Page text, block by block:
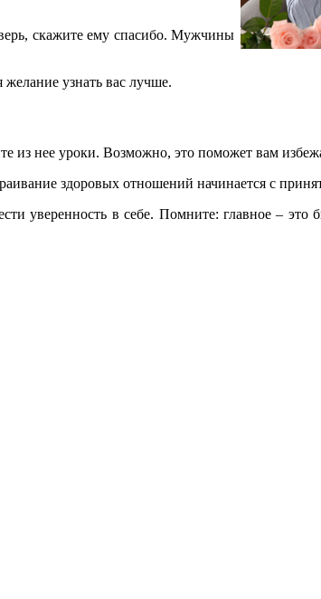
скажите ему спасибо. Мужчины
узнать вас лучше.
из нее уроки. Возможно, это поможет вам
здоровых отношений начинается с
уверенность в себе. Помните: главное – это